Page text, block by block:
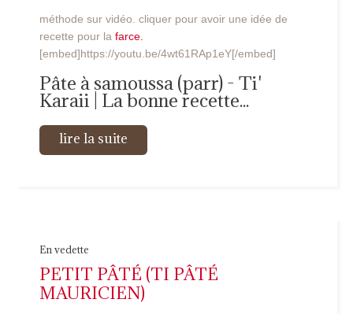
méthode sur vidéo. cliquer pour avoir une idée de
recette pour la farce.
[embed]https://youtu.be/4wt61RAp1eY[/embed]
Pâte à samoussa (parr) - Ti'
Karaii | La bonne recette...
lire la suite
En vedette
PETIT PÂTÉ (TI PÂTÉ
MAURICIEN)